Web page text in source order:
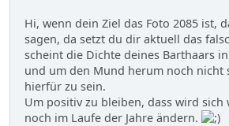
Hi, wenn dein Ziel das Foto 2085 ist,
sagen, da setzt du dir aktuell das
scheint die Dichte deines Barthaars
und um den Mund herum noch nicht
hierfür zu sein.
Um positiv zu bleiben, dass wird sich
noch im Laufe der Jahre ändern.